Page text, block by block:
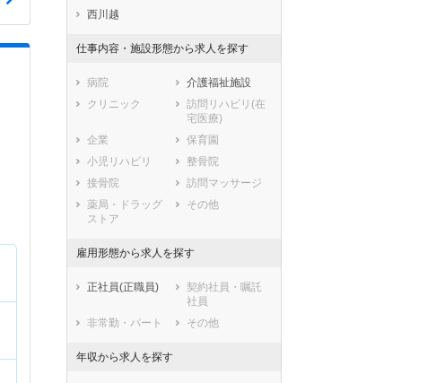
熊本県
川越市
熊谷市
加須市
本庄市
東松山市
春日部市
狭山市
羽生市
鴻巣市
深谷市
上尾市
草加市
志木市
和光市
桶川市
久喜市
北本市
八潮市
西川越
仕事内容・施設形態から求人を探す
病院
介護福祉施設
クリニック
訪問リハビリ(在
宅医療)
企業
保育園
小児リハビリ
整骨院
接骨院
訪問マッサージ
薬局・ドラッグ
ストア
その他
雇用形態から求人を探す
正社員(正職員)
契約社員・嘱託
社員
非常勤・パート
その他
年収から求人を探す